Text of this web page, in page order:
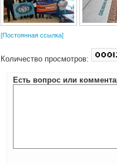
[Постоянная ссылка]
Количество просмотров:
Есть вопрос или